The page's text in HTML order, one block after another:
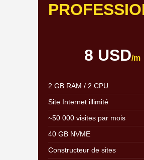
8 USD/m
2 GB RAM / 2 CPU
Site Internet illimité
~50 000 visites par mois
40 GB NVME
Constructeur de sites